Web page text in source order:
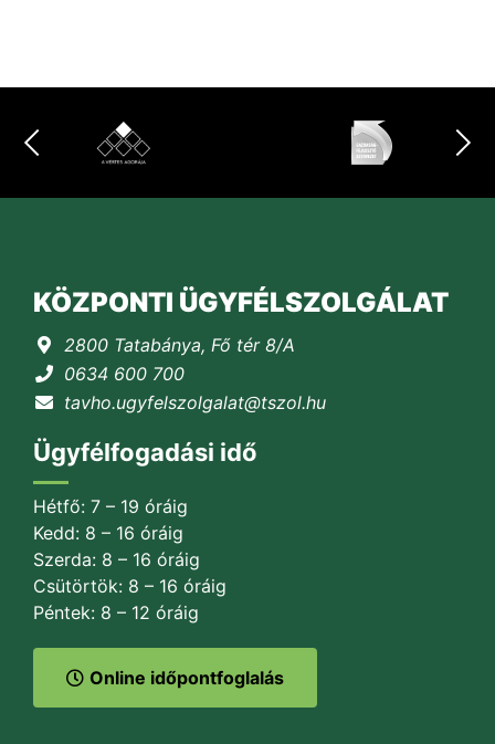
KÖZPONTI ÜGYFÉLSZOLGÁLAT
2800 Tatabánya, Fő tér 8/A
0634 600 700
tavho.ugyfelszolgalat@tszol.hu
Ügyfélfogadási idő
Hétfő: 7 – 19 óráig
Kedd: 8 – 16 óráig
Szerda: 8 – 16 óráig
Csütörtök: 8 – 16 óráig
Péntek: 8 – 12 óráig
Online időpontfoglalás